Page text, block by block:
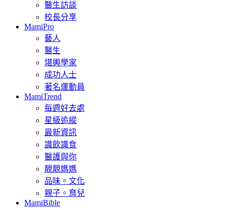
醫生訪談
校長分享
MamiPro
藝人
醫生
堪輿學家
成功人士
著名運動員
MamiTrend
每週好去處
星級追縱
最新資訊
識飲識食
醫護與你
靚靚媽媽
品味。文化
親子。育兒
MamiBible